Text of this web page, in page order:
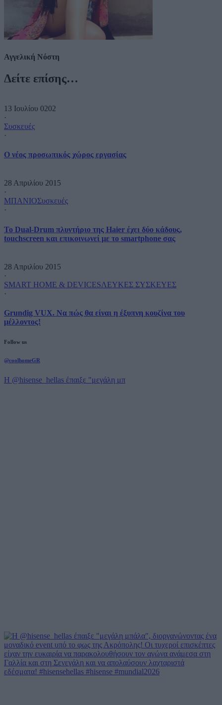
Αγγελική Νόστη
Δείτε επίσης…
13 Ιουλίου 0202
·
Συσκευές
·
O νέος προσωπικός χώρος εργασίας
28 Απριλίου 2015
·
ΜΠΑΝΙΟΣυσκευές
·
Το Dual-Drum πλυντήριο της Haier έχει δύο κάδους,
touchscreen και επικοινωνεί με το smartphone σας
28 Απριλίου 2015
·
SMART HOME & DEVICESΛΕΥΚΕΣ ΣΥΣΚΕΥΕΣ
·
Grundig VUX. Να πώς θα είναι η έξυπνη κουζίνα του
μέλλοντος!
Follow us
@coolhomeGR
Η @hisense_hellas έπαιξε "μεγάλη μπ